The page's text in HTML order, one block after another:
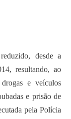
desde a
resultando, ao
e veículos
e prisão de
pela Polícia